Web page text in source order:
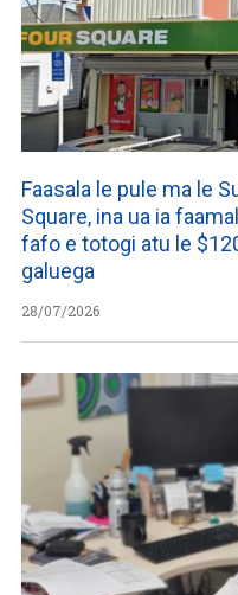
Faasala le pule ma le
Square, ina ua ia
fafo e totogi atu le
galuega
28/07/2026